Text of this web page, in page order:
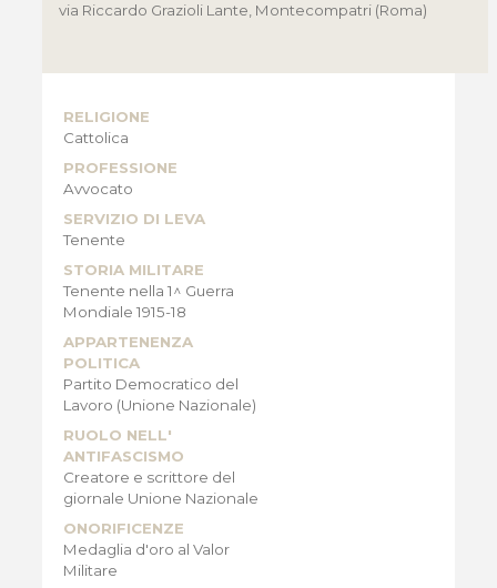
via Riccardo Grazioli Lante, Montecompatri (Roma)
RELIGIONE
Cattolica
PROFESSIONE
Avvocato
SERVIZIO DI LEVA
Tenente
STORIA MILITARE
Tenente nella 1^ Guerra
Mondiale 1915-18
APPARTENENZA
POLITICA
Partito Democratico del
Lavoro (Unione Nazionale)
RUOLO NELL'
ANTIFASCISMO
Creatore e scrittore del
giornale Unione Nazionale
ONORIFICENZE
Medaglia d'oro al Valor
Militare